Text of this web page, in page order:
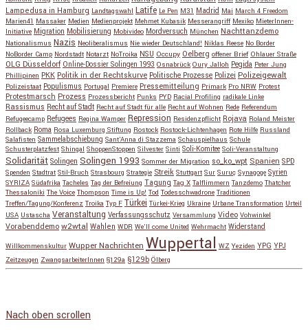
Lampedusa in Hamburg Landtagswahl Latife Le Pen M31 Madrid Mai March 4 Freedom
Marien41 Massaker Medien Medienprojekt Mehmet Kubasik Messerangriff Mexiko MieterInnen-
Initiative Migration Mobilisierung Mobivideo Mordversuch München Nachttanzdemo
Nationalismus Nazis Neoliberalismus Nie wieder Deutschland! Niklas Reese No Border
NoBorder Camp Nordstadt Notarzt NoTroika NSU Occupy Oelberg offener Brief Ohlauer Straße
OLG Düsseldorf Online-Dossier Solingen 1993 Osnabrück Oury Jalloh Pegida Peter Jung
Phillipinen PKK Politik in der Rechtskurve Politische Prozesse Polizei Polizeigewalt
Polizeistaat Populismus Portugal Premiere Pressemitteilung Primark Pro NRW Protest
Protestmarsch Prozess Prozessbericht Punks PYD Racial Profiling radikale Linke
Rassismus Recht auf Stadt Recht auf Stadt für alle Recht auf Wohnen Rede Referendum
Refugeecamp Refugees Regina Wamper Repression Residenzpflicht Rojava Roland Meister
Rollback Roma Rosa Luxemburg Stiftung Rostock Rostock-Lichtenhagen Rote Hilfe Russland
Salafisten Sammelabschiebung Sant'Anna di Stazzema Schauspielhaus Schule
Schusterplatzfest Shingal ShoppenStoppen Silvester Sinti Soli-Komitee Soli-Veranstaltung
Solidarität Solingen Solingen 1993 Sommer der Migration so_ko_wpt Spanien SPD
Spenden Stadtrat Stil-Bruch Strasbourg Strategie Streik Stuttgart Sur Suruç Synagoge Syrien
SYRIZA Südafrika Tacheles Tag der Befreiung Tagung Tag X Talflimmern Tanzdemo Thatcher
Thessaloniki The Voice Thompson Time is Up! Tod Todesschwadrone Traditionen
Treffen/Tagung/Konferenz Troika Typ F Türkei Türkei-Krieg Ukraine Urbane Transformation Urteil
USA Ustascha Veranstaltung Verfassungsschutz Versammlung Video Vohwinkel
Vorabenddemo w2wtal Wahlen WDR We'll come United Wehrmacht Widerstand
Willkommenskultur Wupper Nachrichten Wuppertal WZ Yeziden YPG YPJ
Zeitzeugen ZwangsarbeiterInnen §129a §129b Ölberg
Nach oben scrollen